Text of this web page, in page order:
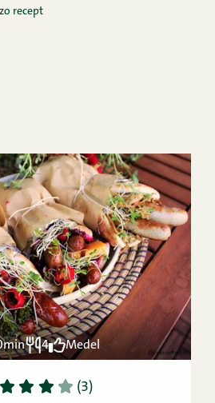
recept
4 Medel
2 3 4 5 (3)